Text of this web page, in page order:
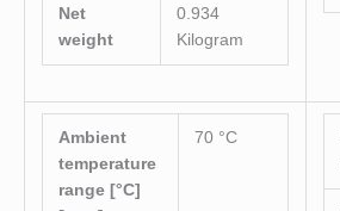
Net
weight
0.934
Kilogram
Ambient
temperature
range [°C]
70 °C